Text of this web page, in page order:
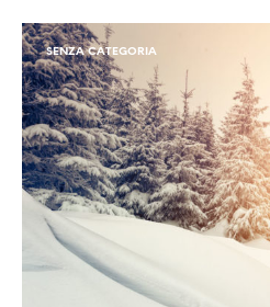
SENZA CATEGORIA